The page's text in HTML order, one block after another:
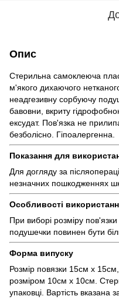
Опис
Стерильна самоклеюча
м'якого дихаючого
неадгезивну сорбуючу
бавовни, вкриту
ексудат. Пов'язка не
безболісно. Гіпоалергенна.
Показання для
Для догляду за
незначних пошкодженнях
Особливості
При виборі розміру
подушечки повинен бути
Форма випуску
Розмір повязки 15см х
розміром 10см х 10см.
упаковці. Вартість вказана